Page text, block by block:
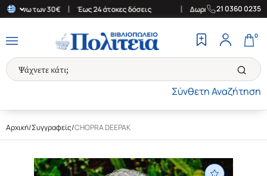
των 30€ | Έως 24 άτοκες δόσεις Δωρεάν Μεταφορικά στην
21 0360 0235
Σύνθετη Αναζήτηση
0
Αρχική/Συγγραφείς/CHOPRA DEEPAK